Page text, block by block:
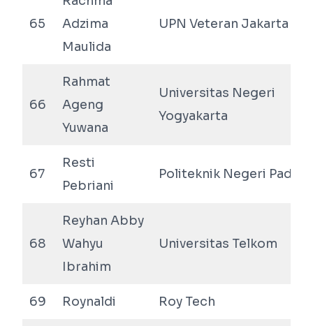
65
Adzima
Maulida
UPN Veteran Jakarta
66
Rahmat
Ageng
Yuwana
Universitas Negeri
Yogyakarta
67
Resti
Pebriani
Politeknik Negeri
68
Reyhan Abby
Wahyu
Ibrahim
Universitas Telkom
69 Roynaldi Roy Tech